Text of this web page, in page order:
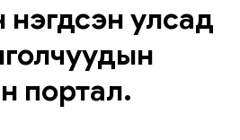
улсад
портал.